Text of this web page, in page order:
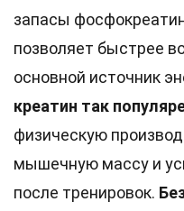
запасы
позволяет быстрее
основной источник
креатин так
физическую
мышечную массу и
после тренировок.